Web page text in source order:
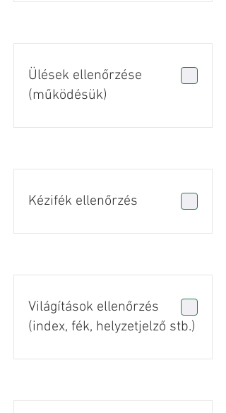
Ülések ellenőrzése
(működésük)
Kézifék ellenőrzés
Világítások ellenőrzés
(index, fék, helyzetjelző stb.)